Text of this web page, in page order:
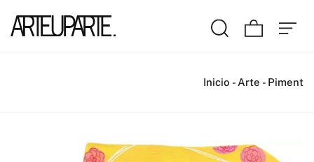
Inicio - Arte - Piment